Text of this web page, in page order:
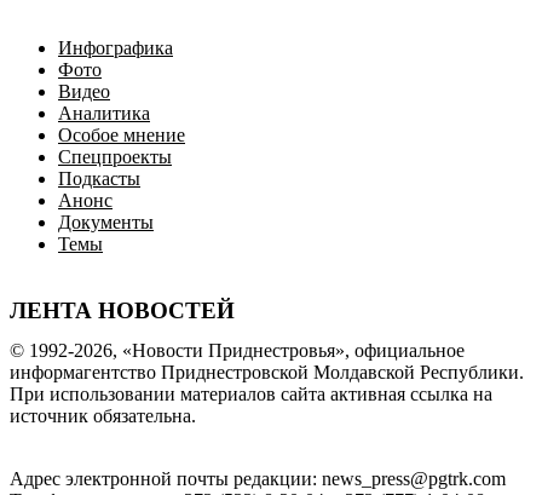
Инфографика
Фото
Видео
Аналитика
Особое мнение
Спецпроекты
Подкасты
Анонс
Документы
Темы
ЛЕНТА НОВОСТЕЙ
© 1992-2026, «Новости Приднестровья», официальное
информагентство Приднестровской Молдавской Республики.
При использовании материалов сайта активная ссылка на
источник обязательна.
Адрес электронной почты редакции: news_press@pgtrk.com